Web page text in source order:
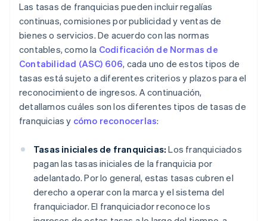
Las tasas de franquicias pueden incluir regalías
continuas, comisiones por publicidad y ventas de
bienes o servicios. De acuerdo con las normas
contables, como la Codificación de Normas de
Contabilidad (ASC) 606, cada uno de estos tipos de
tasas está sujeto a diferentes criterios y plazos para el
reconocimiento de ingresos. A continuación,
detallamos cuáles son los diferentes tipos de tasas de
franquicias y cómo reconocerlas:
Tasas iniciales de franquicias: Los franquiciados
pagan las tasas iniciales de la franquicia por
adelantado. Por lo general, estas tasas cubren el
derecho a operar con la marca y el sistema del
franquiciador. El franquiciador reconoce los